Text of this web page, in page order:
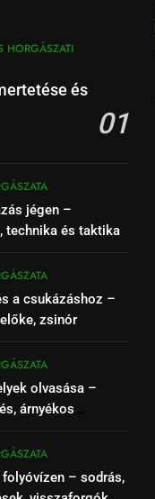
HORGÁSZATI
és
01
jégen –
technika és taktika
a csukázáshoz –
zsinór
olvasása –
árnyékos
– sodrás,